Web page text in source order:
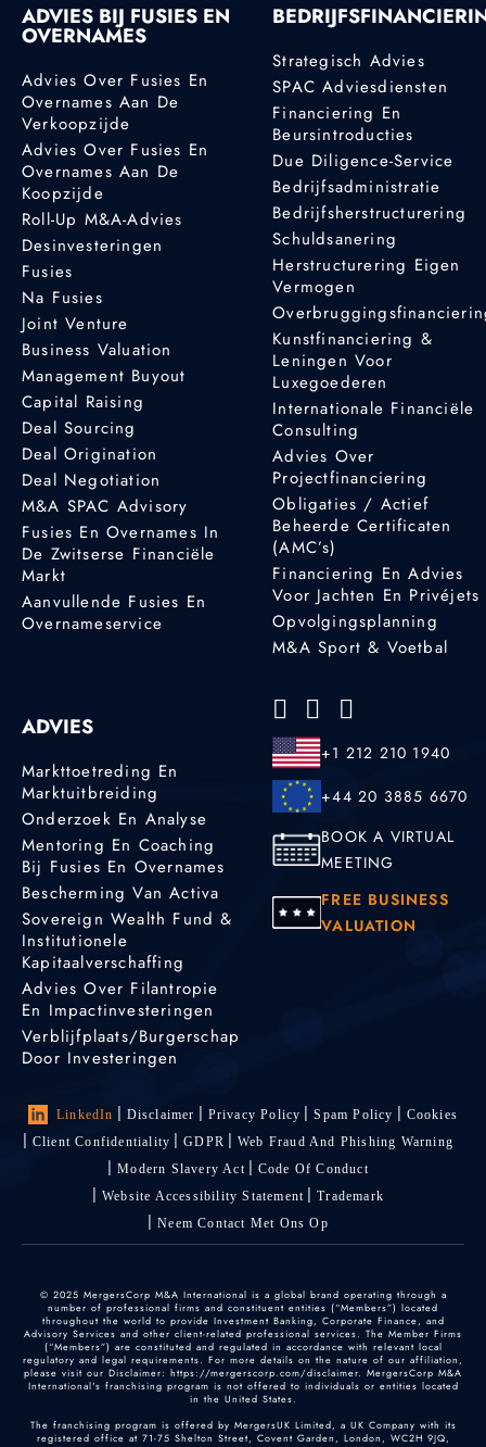
ADVIES BIJ FUSIES EN
OVERNAMES
Advies Over Fusies En
Overnames Aan De
Verkoopzijde
Advies Over Fusies En
Overnames Aan De
Koopzijde
Roll-Up M&A-Advies
Desinvesteringen
Fusies
Na Fusies
Joint Venture
Business Valuation
Management Buyout
Capital Raising
Deal Sourcing
Deal Origination
Deal Negotiation
M&A SPAC Advisory
Fusies En Overnames In
De Zwitserse Financiële
Markt
Aanvullende Fusies En
Overnameservice
Strategisch Advies
SPAC Adviesdiensten
Financiering En
Beursintroducties
Due Diligence-Service
Bedrijfsadministratie
Bedrijfsherstructurering
Schuldsanering
Herstructurering Eigen
Vermogen
Kunstfinanciering &
Leningen Voor
Luxegoederen
Internationale Financiële
Consulting
Advies Over
Projectfinanciering
Obligaties / Actief
Beheerde Certificaten
(AMC’s)
Financiering En Advies
Voor Jachten En Privéjets
Opvolgingsplanning
M&A Sport & Voetbal
ADVIES
Markttoetreding En
Marktuitbreiding
Onderzoek En Analyse
Mentoring En Coaching
Bij Fusies En Overnames
Bescherming Van Activa
Sovereign Wealth Fund &
Institutionele
Kapitaalverschaffing
Advies Over Filantropie
En Impactinvesteringen
Verblijfplaats/burgerschap
Door Investeringen
+1 212 210 1940
+44 20 3885 6670
BOOK A VIRTUAL
MEETING
FREE BUSINESS
VALUATION
LinkedIn Disclaimer Privacy Policy Spam Policy
Cookies
Client Confidentiality
GDPR
Web Fraud And Phishing Warning
Modern Slavery Act
Code Of Conduct
Website Accessibility Statement
Trademark
Neem Contact Met Ons Op
© 2025 MergersCorp M&A International is a global brand operating through a
number of professional firms and constituent entities (“Members”) located
throughout the world to provide Investment Banking, Corporate Finance, and
Advisory Services and other client-related professional services. The Member Firms
(“Members”) are constituted and regulated in accordance with relevant local
regulatory and legal requirements. For more details on the nature of our affiliation,
please visit our Disclaimer: https://mergerscorp.com/disclaimer. MergersCorp M&A
International's franchising program is not offered to individuals or entities located
in the United States.
The franchising program is offered by MergersUK Limited, a UK Company with its
registered office at 71-75 Shelton Street, Covent Garden, London, WC2H 9JQ,